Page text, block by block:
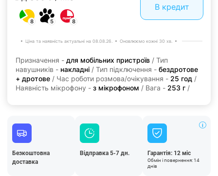
8 5 8
В кредит
Ціна та наявність актуальні на 08.08.26. Оновлюємо кожні 30 хв.
Призначення - для мобільних пристроїв / Тип
навушників - накладні / Тип підключення - бездротове
+ дротове / Час роботи розмова/очікування - 25 год /
Наявність мікрофону - з мікрофоном / Вага - 253 г /
Безкоштовна
доставка
Відправка 5-7 дн. Гарантія: 12 міс
Обмін і повернення: 14
днів